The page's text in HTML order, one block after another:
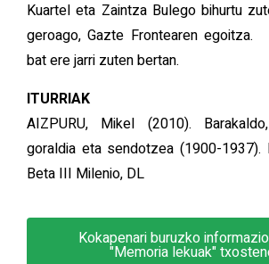
Kuartel eta Zaintza Bulego bihurtu
geroago, Gazte Frontearen
bat ere jarri zuten bertan.
ITURRIAK
AIZPURU, Mikel (2010).
goraldia eta sendotzea (1900-1937).
Beta III Milenio, DL
Kokapenari buruzko
"Memoria lekuak"